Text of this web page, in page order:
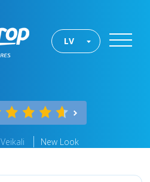
LV
Veikali New Look